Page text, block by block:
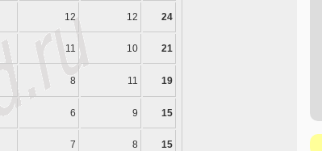
12 12 24
11 10 21
8 11 19
6 9 15
7 8 15